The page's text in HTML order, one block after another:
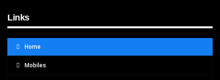
Links
Home
Mobiles